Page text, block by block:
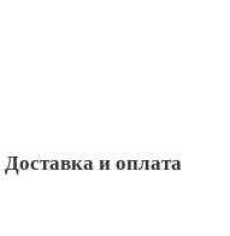
Доставка и оплата